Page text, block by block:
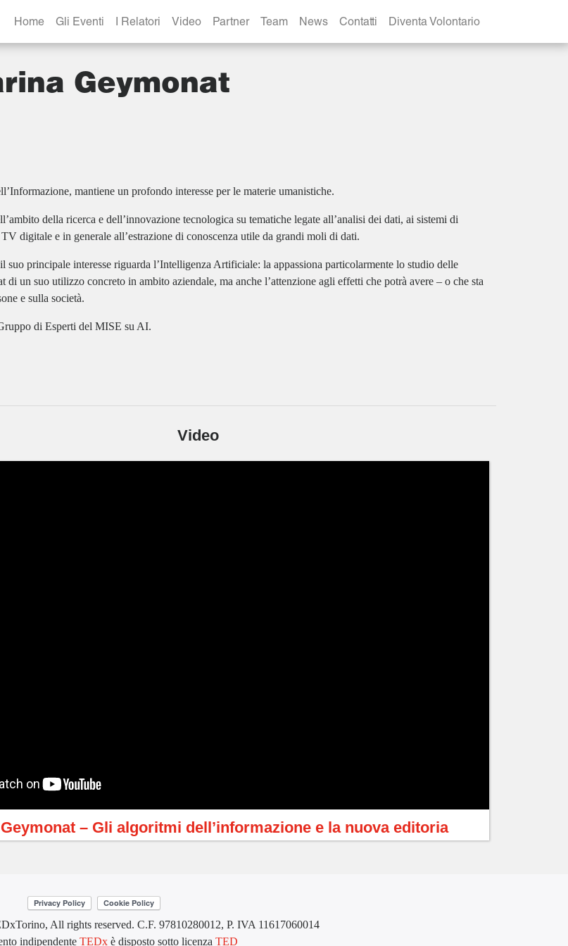
Home Gli Eventi I Relatori Video Partner Team News Contatti Diventa Volontario
Geymonat
mantiene un profondo interesse per le materie umanistiche.
della ricerca e dell’innovazione tecnologica su tematiche legate all’analisi dei dati, ai sistemi di
digitale e in generale all’estrazione di conoscenza utile da grandi moli di dati.
suo principale interesse riguarda l’Intelligenza Artificiale: la appassiona particolarmente lo studio delle
di un suo utilizzo concreto in ambito aziendale, ma anche l’attenzione agli effetti che potrà avere – o che sta
e sulla società.
di Esperti del MISE su AI.
Video
– Gli algoritmi dell’informazione e la nuova editoria
All rights reserved. C.F. 97810280012, P. IVA 11617060014
indipendente TEDxè disposto sotto licenza TED